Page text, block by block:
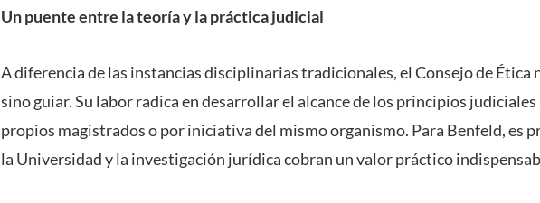
Un puente entre la teoría y la práctica judicial
A diferencia de las instancias disciplinarias tradicionales, el Consejo de Ética
sino guiar. Su labor radica en desarrollar el alcance de los principios
propios magistrados o por iniciativa del mismo organismo. Para Benfeld, es
la Universidad y la investigación jurídica cobran un valor práctico